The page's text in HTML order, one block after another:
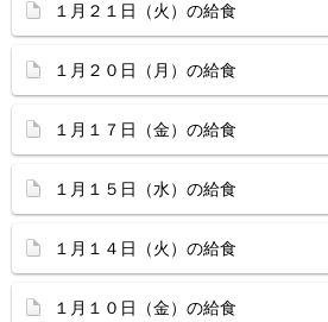
１月２１日（火）の給食
１月２０日（月）の給食
１月１７日（金）の給食
１月１５日（水）の給食
１月１４日（火）の給食
１月１０日（金）の給食